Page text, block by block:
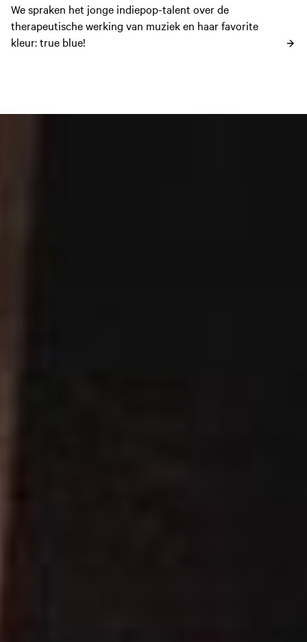
We spraken het jonge indiepop-talent over de
therapeutische werking van muziek en haar favorite
kleur: true blue!